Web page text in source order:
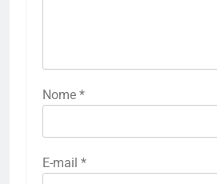
Nome *
E-mail *